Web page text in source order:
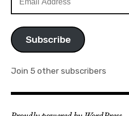
Address
Subscribe
Join 5 other subscribers